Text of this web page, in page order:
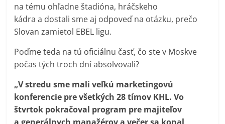
na tému ohľadne štadióna, hráčskeho
kádra a dostali sme aj odpoveď na otázku, prečo
Slovan zamietol EBEL ligu.
Poďme teda na tú oficiálnu časť, čo ste v Moskve
počas tých troch dní absolvovali?
„V stredu sme mali veľkú marketingovú
konferencie pre všetkých 28 tímov KHL. Vo
štvrtok pokračoval program pre majiteľov